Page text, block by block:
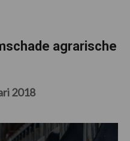
agrarische
2018